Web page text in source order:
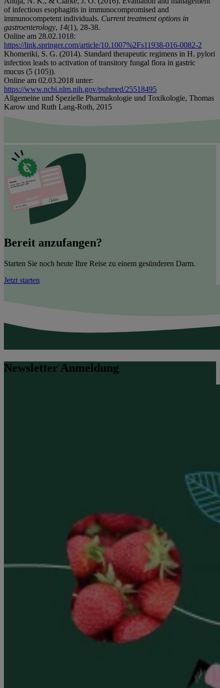
of infectious esophagitis in immunocompromised and
immunocompetent individuals. Current treatment options in
gastroenterology, 14(1), 28-38.
Online am 28.02.1018:
https://link.springer.com/article/10.1007%2Fs11938-016-0082-2
Khomeriki, S. G. (2014). Standard therapeutic regimens in H. pylori
infection leads to activation of transitory fungal flora in gastric
mucus (5 (105)).
Online am 02.03.2018 unter:
https://www.ncbi.nlm.nih.gov/pubmed/25518495
Allgemeine und Spezielle Pharmakologie und Toxikologie, Thomas
Karow und Ruth Lang-Roth, 2015
Bereit anzufangen?
Starten Sie noch heute Ihre Reise zu einem gesünderen Darm.
Jetzt starten
Newsletter Anmeldung